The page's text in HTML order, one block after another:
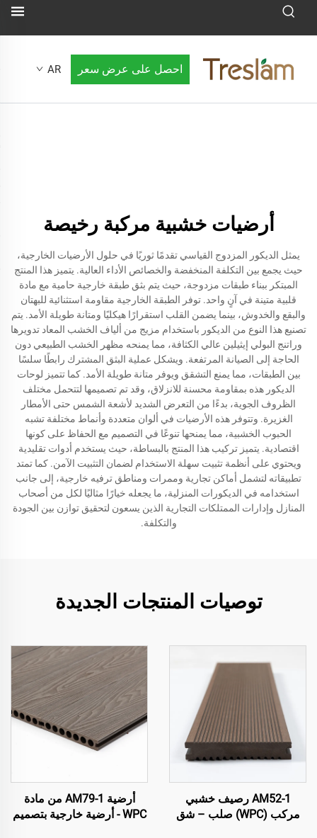
احصل على عرض سعر AR
أرضيات خشبية مركبة رخيصة
يمثل الديكور المزدوج القياسي تقدمًا ثوريًا في حلول الأرضيات الخارجية،
حيث يجمع بين التكلفة المنخفضة والخصائص الأداء العالية. يتميز هذا المنتج
المبتكر ببناء طبقات مزدوجة، حيث يتم بثق طبقة خارجية حامية مع مادة
قلبية متينة في آنٍ واحد. توفر الطبقة الخارجية مقاومة استثنائية للبهتان
والبقع والخدوش، بينما يضمن القلب استقرارًا هيكليًا ومتانة طويلة الأمد. يتم
تصنيع هذا النوع من الديكور باستخدام مزيج من ألياف الخشب المعاد تدويرها
وراتنج البولي إيثيلين عالي الكثافة، مما يمنحه مظهر الخشب الطبيعي دون
الحاجة إلى الصيانة المرتفعة. ويشكل عملية البثق المشترك رابطًا سلسًا
بين الطبقات، مما يمنع التشقق ويوفر متانة طويلة الأمد. كما تتميز لوحات
الديكور هذه بمقاومة محسنة للانزلاق، وقد تم تصميمها لتتحمل مختلف
الظروف الجوية، بدءًا من التعرض الشديد لأشعة الشمس حتى الأمطار
الغزيرة. وتتوفر هذه الأرضيات في ألوان متعددة وأنماط مختلفة تشبه
الحبوب الخشبية، مما يمنحها تنوعًا في التصميم مع الحفاظ على كونها
اقتصادية. يتميز تركيب هذا المنتج بالبساطة، حيث يستخدم أدوات تقليدية
ويحتوي على أنظمة تثبيت سهلة الاستخدام لضمان التثبيت الآمن. كما تمتد
تطبيقاته لتشمل أماكن تجارية وممرات ومناطق ترفيه خارجية، إلى جانب
استخدامه في الديكورات المنزلية، ما يجعله خيارًا مثاليًا لكل من أصحاب
المنازل وإدارات الممتلكات التجارية الذين يسعون لتحقيق توازن بين الجودة
والتكلفة.
توصيات المنتجات الجديدة
AM52-1 رصيف خشبي
مركب (WPC) صلب – شق
أرضية AM79-1 من مادة
WPC - أرضية خارجية بتصميم